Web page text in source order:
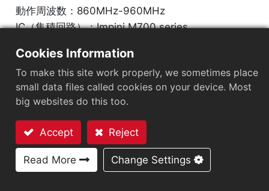
動作周波数：860MHz-960MHz
IC（集積回路）：Impinj M700 series
63
市場セグメント：小売
アンテナサイズ（mm）：38x18
EPCメモリ ：128 bits/96 bits
お問い合わせ
Cookies Information
To make this site work properly, we sometimes place
small data files called cookies on your device. Most
big websites do this too.
Accept Reject
Read More Change Settings